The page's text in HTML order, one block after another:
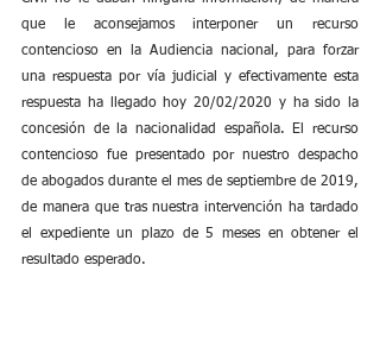
que le aconsejamos interponer un recurso
contencioso en la Audiencia nacional, para forzar
una respuesta por vía judicial y efectivamente esta
respuesta ha llegado hoy 20/02/2020 y ha sido la
concesión de la nacionalidad española. El recurso
contencioso fue presentado por nuestro despacho
de abogados durante el mes de septiembre de 2019,
de manera que tras nuestra intervención ha tardado
el expediente un plazo de 5 meses en obtener el
resultado esperado.